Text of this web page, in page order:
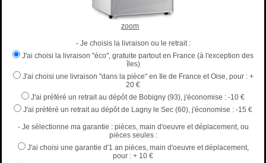
zoom
- Je choisis la livraison ou le retrait :
J'ai choisi la livraison "éco", gratuite partout en France (à l'exception des
îles)
J'ai choisi une livraison "dans la pièce" en Ile de France et Oise, pour :+
20 €
J'ai préféré un retrait au dépôt de Bobigny (93), j'économise : -10 €
J'ai préféré un retrait au dépôt de Lagny le Sec (60), j'économise : -15 €
- Je sélectionne ma garantie : pièces, main d'oeuvre et déplacement, ou
pièces seules :
J'ai choisi une garantie d'1 an pièces, main d'oeuvre et déplacement,
pour : + 10 €